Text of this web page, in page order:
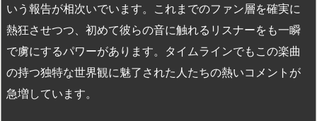
いう報告が相次いでいます。これまでのファン層を確実に
熱狂させつつ、初めて彼らの音に触れるリスナーをも一瞬
で虜にするパワーがあります。タイムラインでもこの楽曲
の持つ独特な世界観に魅了された人たちの熱いコメントが
急増しています。